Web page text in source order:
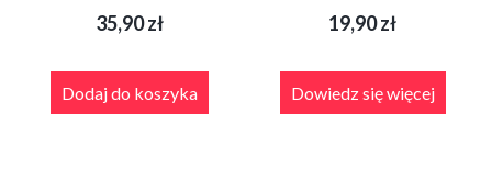
35,90zł
Dodaj do koszyka
19,90zł
Dowiedz się więcej